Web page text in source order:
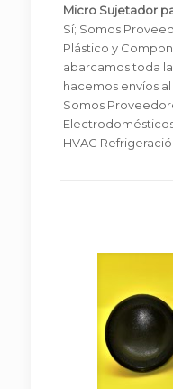
Micro Sujetador
Sí; Somos
Plástico y
abarcamos toda
hacemos envíos
Somos
HVAC